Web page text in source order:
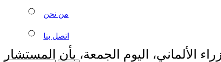
من نحن
اتصل بنا
الألماني، اليوم الجمعة، بأن المستشار